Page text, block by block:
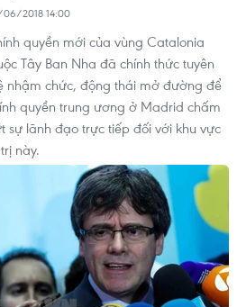
2018 14:00
quyền mới của vùng Catalonia
Tây Ban Nha đã chính thức tuyên
nhậm chức, động thái mở đường để
quyền trung ương ở Madrid chấm
sự lãnh đạo trực tiếp đối với khu vực
này.